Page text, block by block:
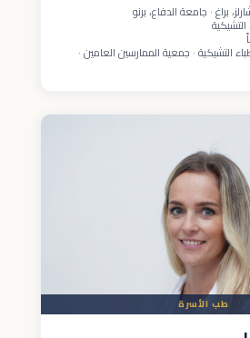
براغ · جامعة الدفاع، برنو
التشيكية
التشيكية · جمعية الممارسين العامين ·
طب الأسرة